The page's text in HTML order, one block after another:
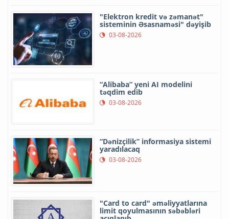
"Elektron kredit və zəmanət"
sisteminin Əsasnaməsi" dəyişib
03-08-2026
“Alibaba” yeni AI modelini
təqdim edib
03-08-2026
“Dənizçilik” informasiya sistemi
yaradılacaq
03-08-2026
"Card to card" əməliyyatlarına
limit qoyulmasının səbəbləri